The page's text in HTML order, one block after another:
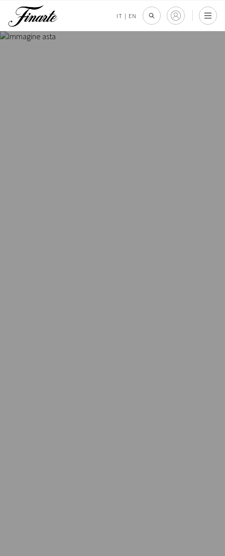
IT | EN